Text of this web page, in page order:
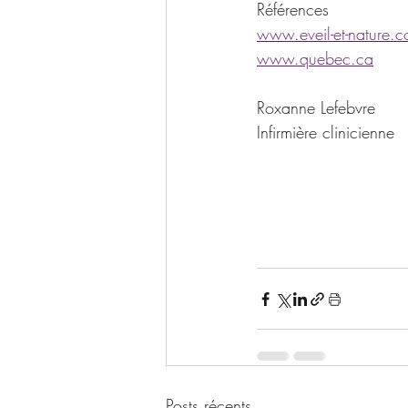
Références
www.eveil-et-
www.quebec.ca
Roxanne Lefebvre
Infirmière clinicienne